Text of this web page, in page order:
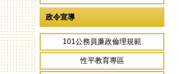
政令宣導
101公務員廉政倫理規範
性平教育專區